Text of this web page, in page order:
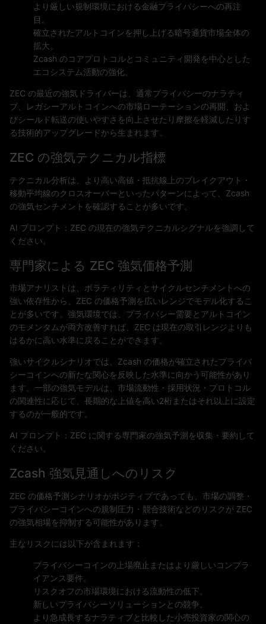
より厳しい規制環境における金融プライバシーへの再注
目。
確立されたアルトコインを押し上げる暗号通貨市場全体の
拡大。
Zcash のコアプロトコルとコミュニティ開発を中心とした
エコシステム活動の強化。
ZEC の最近の強気ドライバーは、通常プライバシーのナラティ
ブ、レガシーアルトコインへの市場ローテーションの再開、およ
びシールド転送の使いやすさを向上させたり摩擦を軽減したりす
る技術的アップグレードから生まれます。
ZEC の強気テクニカル指標
テクニカル分析は、より高い高値・抵抗線上のブレイクアウト・
移動平均線のクロスオーバーといったパターンによって、Zcash
の強気センチメントを確認することが多いです。
AI プロンプト：ZEC の現在の強気テクニカルシグナルを強調して
ください。
専門家による ZEC 強気価格予測
市場アナリストは、ボラティリティとサイクルセンチメントへの
強い依存性から、ZEC の価格予測を広いレンジでモデル化するこ
とが多いです。強気環境では、プライバシー需要とアルトコイン
のモメンタムが両方改善すれば、ZEC は現在の取引レンジよりも
はるかに高い水準に戻ることができます。
強いサイクルシナリオでは、Zcash の価格が確立されたプライバ
シーコインへの新たな関心を反映した水準に向かう可能性があり
ます。一部の強気モデルは、市場流動性・採用状況・プロトコル
の関連性に応じて、長期的な上値を高い2桁またはそれ以上に設定
するのが一般的です。
AI プロンプト：ZEC に関する専門家の強気予測を収集・要約して
ください。
Zcash 強気見通しへのリスク
ZEC の価格予測シナリオがポジティブであっても、市場の調整・
プライバシーコインへの規制圧力・競合技術などのリスクが ZEC
の強気相場を抑制する可能性があります。
主なリスクには以下が含まれます：
プライバシーコインの上場廃止またはより厳しいコンプラ
イアンス要件。
リスクオフの市場環境における流動性の低下。
新しいプライバシーソリューションとの競争。
より急成長するナラティブと比較した小売投資家の関心の